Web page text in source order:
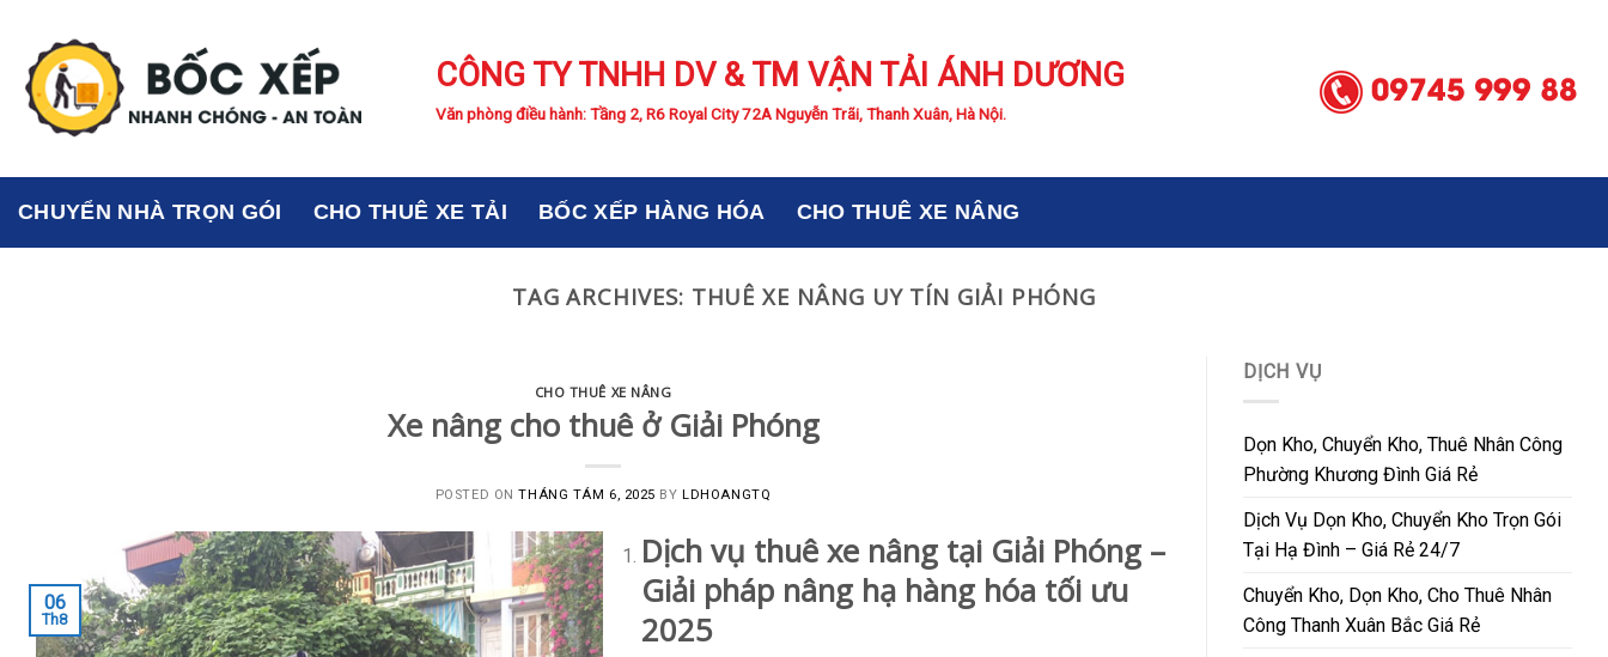
content
CÔNG TY TNHH DV & TM VẬN TẢI ÁNH DƯƠNG
Văn phòng điều hành: Tầng 2, R6 Royal City 72A Nguyễn Trãi, Thanh Xuân, Hà Nội.
CHUYỂN NHÀ TRỌN GÓI CHO THUÊ XE TẢI BỐC XẾP HÀNG HÓA CHO THUÊ XE NÂNG
TAG ARCHIVES: THUÊ XE NÂNG UY TÍN GIẢI PHÓNG
CHO THUÊ XE NÂNG
Xe nâng cho thuê ở Giải Phóng
POSTED ONTHÁNG TÁM 6, 2025 BYLDHOANGTQ
06
Th8
Dịch vụ thuê xe nâng tại Giải Phóng –
Giải pháp nâng hạ hàng hóa tối ưu
2025
DỊCH VỤ
Dọn Kho, Chuyển Kho, Thuê Nhân Công
Phường Khương Đình Giá Rẻ
Dịch Vụ Dọn Kho, Chuyển Kho Trọn Gói
Tại Hạ Đình – Giá Rẻ 24/7
Chuyển Kho, Dọn Kho, Cho Thuê Nhân
Công Thanh Xuân Bắc Giá Rẻ